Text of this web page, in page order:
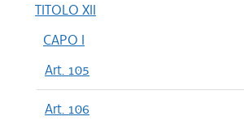
TITOLO XII
CAPO I
Art. 105
Art. 106